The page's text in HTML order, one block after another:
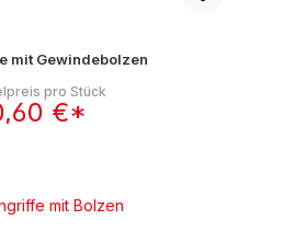
mit Gewindebolzen
pro Stück
€*